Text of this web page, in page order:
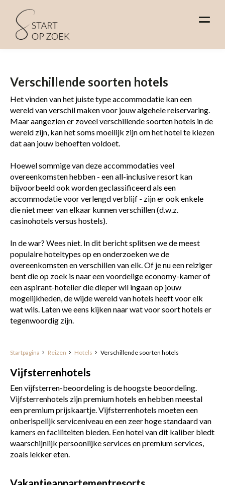
Verschillende soorten hotels
Het vinden van het juiste type accommodatie kan een
wereld van verschil maken voor jouw algehele reiservaring.
Maar aangezien er zoveel verschillende soorten hotels in de
wereld zijn, kan het soms moeilijk zijn om het hotel te kiezen
dat aan jouw behoeften voldoet.
Hoewel sommige van deze accommodaties veel
overeenkomsten hebben - een all-inclusive resort kan
bijvoorbeeld ook worden geclassificeerd als een
accommodatie voor verlengd verblijf - zijn er ook enkele
die niet meer van elkaar kunnen verschillen (d.w.z.
casinohotels versus hostels).
In de war? Wees niet. In dit bericht splitsen we de meest
populaire hoteltypes op en onderzoeken we de
overeenkomsten en verschillen van elk. Of je nu een reiziger
bent die op zoek is naar een voordelige economy-kamer of
een aspirant-hotelier die dieper wil ingaan op jouw
mogelijkheden, de wijde wereld van hotels heeft voor elk
wat wils. Laten we eens kijken naar wat voor soort hotels er
tegenwoordig zijn.
Startpagina Reizen Hotels Verschillende soorten hotels
Vijfsterrenhotels
Een vijfsterren-beoordeling is de hoogste beoordeling.
Vijfsterrenhotels zijn premium hotels en hebben meestal
een premium prijskaartje. Vijfsterrenhotels moeten een
onberispelijk serviceniveau en een zeer hoge standaard van
kamers en faciliteiten bieden. Een hotel van dit kaliber biedt
waarschijnlijk persoonlijke services en premium services,
zoals lekker eten.